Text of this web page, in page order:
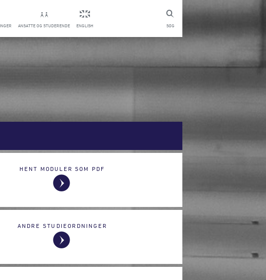
SØG
ANSATTE OG STUDERENDE ENGLISH
HENT MODULER SOM PDF
ANDRE STUDIEORDNINGER